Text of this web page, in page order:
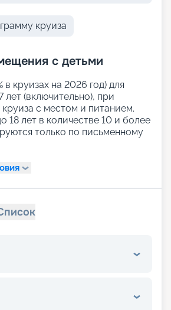
круиза
с детьми
в круизах на 2026 год) для
лет (включительно), при
с местом и питанием.
18 лет в количестве 10 и более
только по письменному